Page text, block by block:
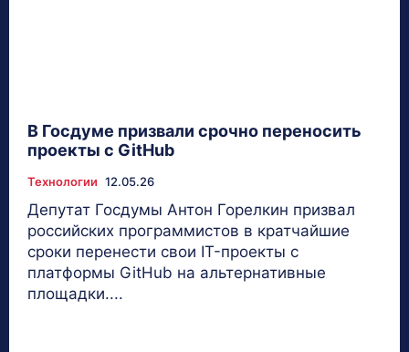
В Госдуме призвали срочно переносить
проекты с GitHub
Технологии 12.05.26
Депутат Госдумы Антон Горелкин призвал
российских программистов в кратчайшие
сроки перенести свои IT-проекты с
платформы GitHub на альтернативные
площадки....